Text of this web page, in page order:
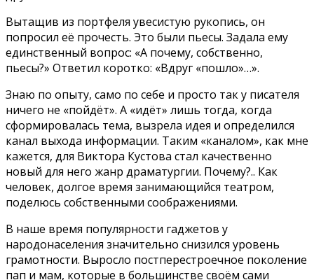
Вытащив из портфеля увесистую рукопись, он
попросил её прочесть. Это были пьесы. Задала ему
единственный вопрос: «А почему, собственно,
пьесы?» Ответил коротко: «Вдруг «пошло»…».
Знаю по опыту, само по себе и просто так у писателя
ничего не «пойдёт». А «идёт» лишь тогда, когда
сформировалась тема, вызрела идея и определился
канал выхода информации. Таким «каналом», как мне
кажется, для Виктора Кустова стал качественно
новый для него жанр драматургии. Почему?.. Как
человек, долгое время занимающийся театром,
поделюсь собственными соображениями.
В наше время популярности гаджетов у
народонаселения значительно снизился уровень
грамотности. Выросло постперестроечное поколение
пап и мам, которые в большинстве своём сами